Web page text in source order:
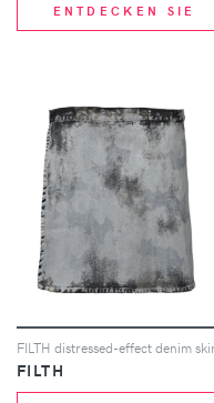
ENTDECKEN SIE
FILTH